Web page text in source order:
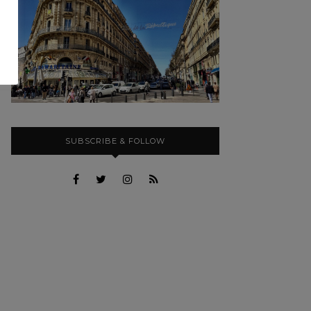
SUBSCRIBE & FOLLOW